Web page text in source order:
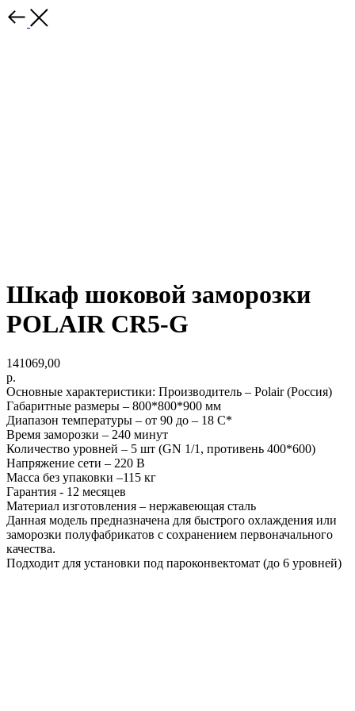
Шкаф шоковой заморозки
POLAIR CR5-G
141069,00
р.
Основные характеристики: Производитель – Polair (Россия)
Габаритные размеры – 800*800*900 мм
Диапазон температуры – от 90 до – 18 С*
Время заморозки – 240 минут
Количество уровней – 5 шт (GN 1/1, противень 400*600)
Напряжение сети – 220 В
Масса без упаковки –115 кг
Гарантия - 12 месяцев
Материал изготовления – нержавеющая сталь
Данная модель предназначена для быстрого охлаждения или
заморозки полуфабрикатов с сохранением первоначального
качества.
Подходит для установки под пароконвектомат (до 6 уровней)